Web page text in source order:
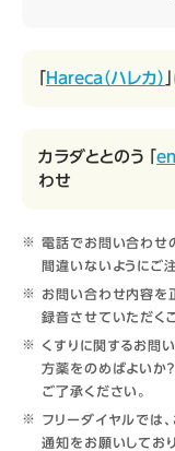
Hareca（ハレカ）
カラダととのう 「
わせ
電話でお問い合わせ
間違いないようにご
お問い合わせ内容を
録音させていただく
くすりに関するお問
方薬をのめばよいか
ご了承ください。
フリーダイヤルでは
通知をお願いしてお